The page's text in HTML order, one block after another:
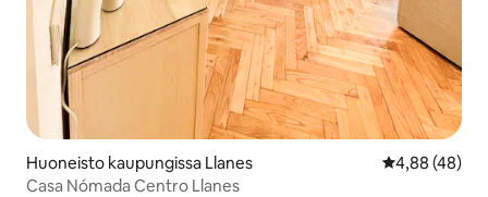
Huoneisto kaupungissa Llanes
4,88 (48)
Casa Nómada Centro Llanes